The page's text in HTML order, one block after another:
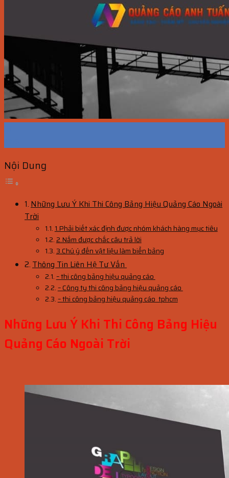
Nội Dung
Những Lưu Ý Khi Thi Công Bảng Hiệu Quảng Cáo Ngoài
Trời
1.Phải biết xác định được nhóm khách hàng mục tiêu
2.Nắm được chắc câu trả lời
3.Chú ý đến vật liệu làm biển bảng
Thông Tin Liên Hệ Tư Vấn
– thi công bảng hiệu quảng cáo
– Công ty thi công bảng hiệu quảng cáo
– thi công bảng hiệu quảng cáo tphcm
Những Lưu Ý Khi Thi Công Bảng Hiệu
Quảng Cáo Ngoài Trời